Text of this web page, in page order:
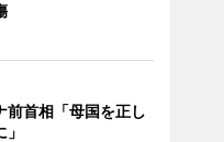
前首相「母国を正し